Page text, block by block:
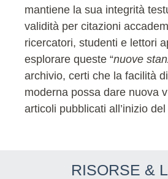
mantiene la sua integrità
validità per citazioni
ricercatori, studenti e lettori
esplorare queste “nuove
archivio, certi che la facilità
moderna possa dare nuova
articoli pubblicati all’inizio
RISORSE &